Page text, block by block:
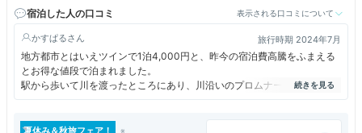
宿泊した人の口コミ 表示される口コミについて
かすぱる 旅行時期 2024年7月
地方都市とはいえツインで1泊4,000円と、昨今の宿泊費高騰をふまえる
とお得な値段で泊まれました。
駅から歩いて川を渡ったところにあり、川沿いのプロムナードはおしゃれ
気な雰囲気でした。
ます
夏休み＆秋旅フェア！